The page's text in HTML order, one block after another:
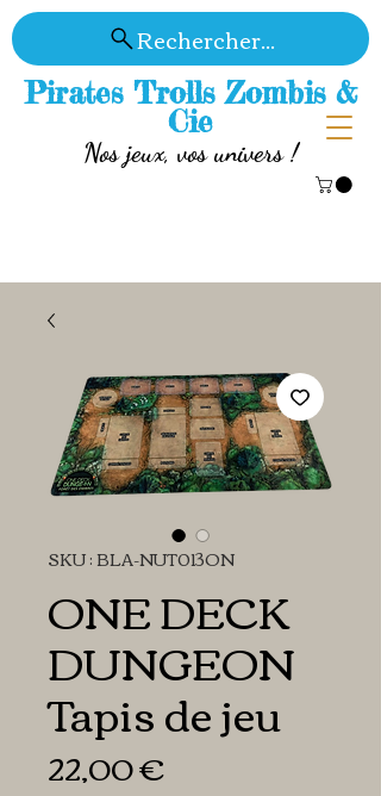
Pirates Trolls Zombis &
Cie
Nos jeux, vos univers !
Rechercher...
SKU : BLA-NUT013ON
ONE DECK
DUNGEON
Tapis de jeu
22,00 €Prix